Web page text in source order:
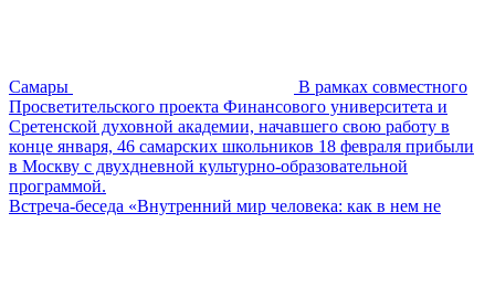
Самары
В рамках совместного
Просветительского проекта Финансового университета и
Сретенской духовной академии, начавшего свою работу в
конце января, 46 самарских школьников 18 февраля прибыли
в Москву с двухдневной культурно-образовательной
программой.
Встреча-беседа «Внутренний мир человека: как в нем не